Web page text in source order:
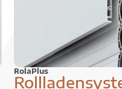
RolaPlus